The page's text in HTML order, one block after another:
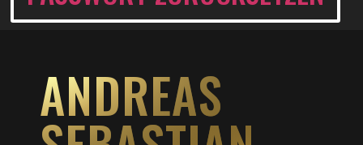
ANDREAS